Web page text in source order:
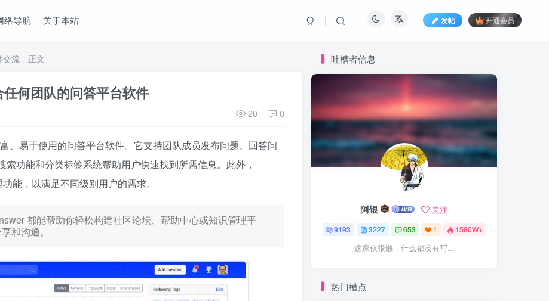
络导航 关于本站 发帖 开通会员
交流 正文
何团队的问答平台软件
20 0
、易于使用的问答平台软件。它支持团队成员发布问题、回答问
索功能和分类标签系统帮助用户快速找到所需信息。此外，
能，以满足不同级别用户的需求。
都能帮助你轻松构建社区论坛、帮助中心或知识管理平
和沟通。
吐槽者信息
阿银 关注
9193 3227 653 1 1580W+
这家伙很懒，什么都没有写...
热门槽点